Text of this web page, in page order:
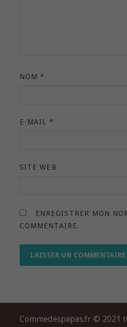
NOM*
E-MAIL *
SITE WEB
ENREGISTRER MON
COMMENTAIRE.
Commedespapas.fr © 2021